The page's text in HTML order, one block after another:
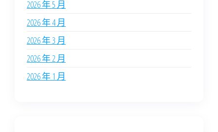
2026 年 5 月
2026 年 4 月
2026 年 3 月
2026 年 2 月
2026 年 1 月